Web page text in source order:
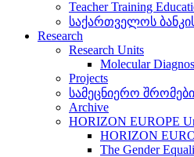
Teacher Training
საქართველოს
Research
Research Units
Molecular
Projects
სამეცნიერო შრომები
Archive
HORIZON EUROPE
HORIZON
The Gender